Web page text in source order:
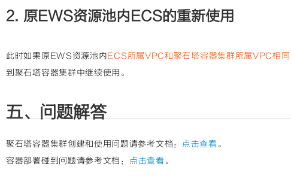
2. 原EWS资源池内ECS的重新使用
此时如果原EWS资源池内ECS所属VPC和聚石塔容器集群所属VPC相同
到聚石塔容器集群中继续使用。
五、问题解答
聚石塔容器集群创建和使用问题请参考文档： 点击查看。
容器部署碰到问题请参考文档：
点击查看。